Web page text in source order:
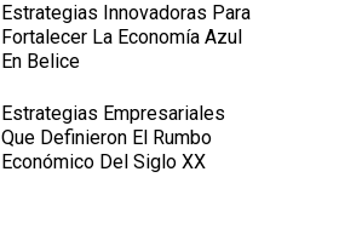
Estrategias Innovadoras Para
Fortalecer La Economía Azul
En Belice
Estrategias Empresariales
Que Definieron El Rumbo
Económico Del Siglo XX